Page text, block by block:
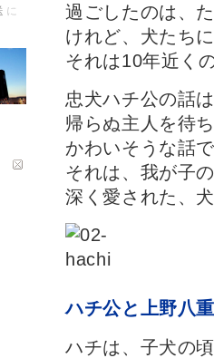
過ごしたのは、
けれど、犬たち
それは10年近く
忠犬ハチ公の話
帰らぬ主人を待
かわいそうな話
それは、我が子
深く愛された、
ハチ公と上野八
ハチは、子犬の
に